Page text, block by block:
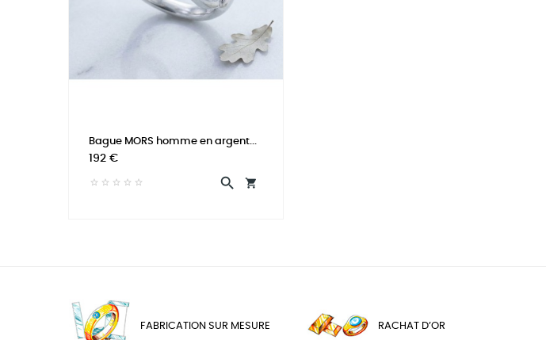
Bague MORS homme en argent...
Prix
192 €


FABRICATION SUR MESURE RACHAT D’OR